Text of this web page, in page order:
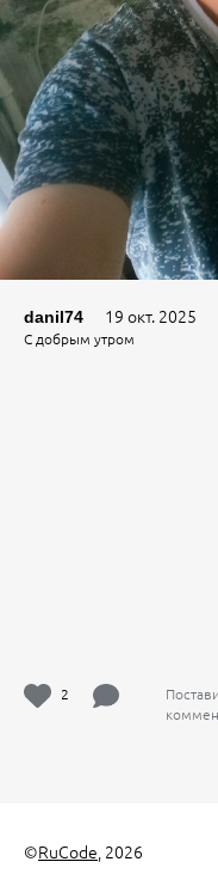
danil74 19 окт. 2025
С добрым утром
2
©RuCode, 2026